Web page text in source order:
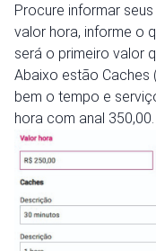
Procure informar
valor hora, informe o
será o primeiro valor
Abaixo estão
bem o tempo e
hora com anal 350,00.